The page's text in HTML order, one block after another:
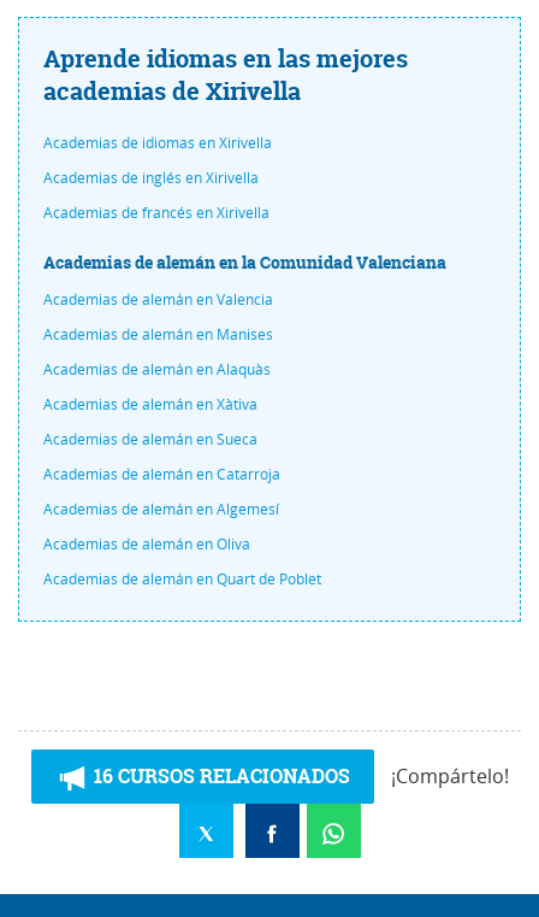
Aprende idiomas en las mejores
academias de Xirivella
Academias de idiomas en Xirivella
Academias de inglés en Xirivella
Academias de francés en Xirivella
Academias de alemán en la Comunidad Valenciana
Academias de alemán en Valencia
Academias de alemán en Manises
Academias de alemán en Alaquàs
Academias de alemán en Xàtiva
Academias de alemán en Sueca
Academias de alemán en Catarroja
Academias de alemán en Algemesí
Academias de alemán en Oliva
Academias de alemán en Quart de Poblet
16 CURSOS RELACIONADOS ¡Compártelo!